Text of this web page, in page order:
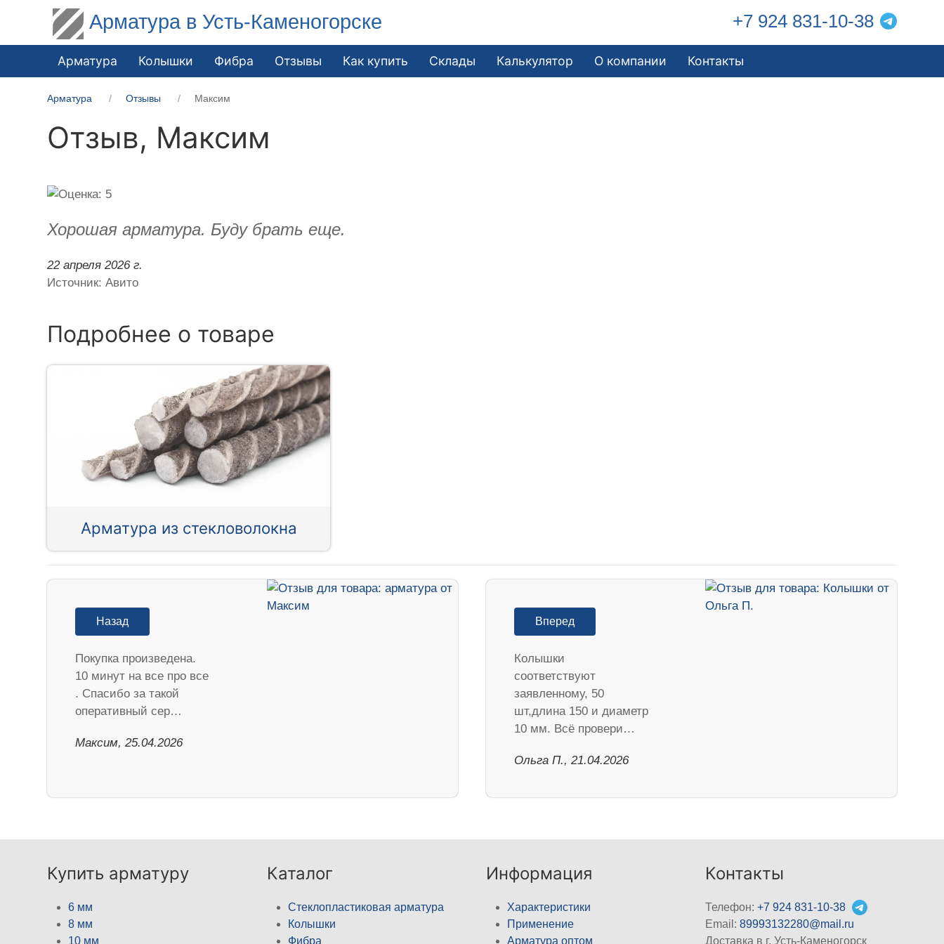
Арматура в Усть-Каменогорске +7 924 831-10-38
Арматура Колышки Фибра Отзывы Как купить Склады Калькулятор О компании Контакты
Арматура Отзывы Максим
Отзыв, Максим
Хорошая арматура. Буду брать еще.
22 апреля 2026 г.
Источник: Авито
Подробнее о товаре
Арматура из стекловолокна
Назад
Покупка произведена.
10 минут на все про все
. Спасибо за такой
оперативный сер…
Максим, 25.04.2026
Вперед
Колышки
соответствуют
заявленному, 50
шт,длина 150 и диаметр
10 мм. Всё провери…
Ольга П., 21.04.2026
Купить арматуру
6 мм
8 мм
10 мм
Каталог
Стеклопластиковая арматура
Колышки
Фибра
Информация
Характеристики
Применение
Арматура оптом
Контакты
Телефон:+7 924 831-10-38
Email:89993132280@mail.ru
Доставка в г. Усть-Каменогорск